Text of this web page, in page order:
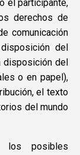
el participante,
derechos de
comunicación
del
disposición del
o en papel),
el texto
del mundo
los posibles